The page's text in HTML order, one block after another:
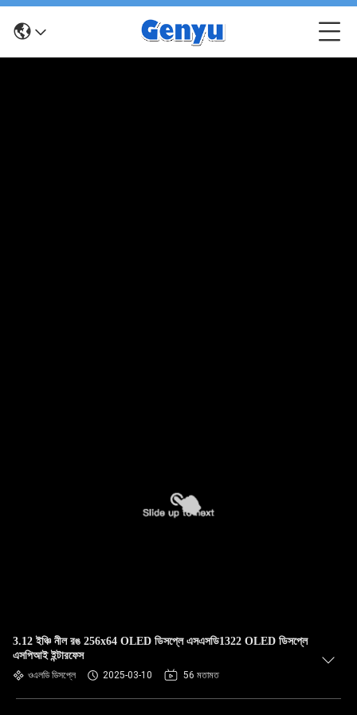
3.12 ইঞ্চি নীল রঙ 256x64 OLED ডিসপ্লে এসএসডি1322 OLED ডিসপ্লে
এসপিআই ইন্টারফেস
ওএলডি ডিসপ্লে 2025-03-10 56 মতামত